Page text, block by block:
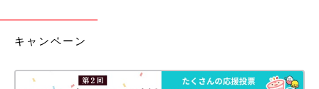
キャンペーン